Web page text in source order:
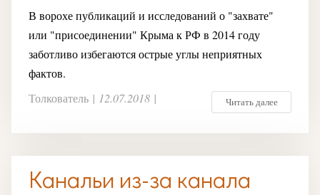
В ворохе публикаций и исследований о "захвате"
или "присоединении" Крыма к РФ в 2014 году
заботливо избегаются острые углы неприятных
фактов.
Читать далее
Толкователь | 12.07.2018 |
Канальи из-за канала